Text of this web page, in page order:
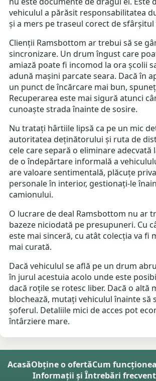
vehiculul a părăsit responsabilitatea
și a mers pe traseul corect de sfârșitul
Clienții Ramsbottom ar trebui să se
sincronizare. Un drum îngust care
amiază poate fi incomod la ora școlii
adună mașini parcate seara. Dacă în
un punct de încărcare mai bun,
Recuperarea este mai sigură atunci
cunoaște strada înainte de sosire.
Nu tratați hârtiile lipsă ca pe un mic
autoritatea deținătorului și ruta de
cele care separă o eliminare adecvată
de o îndepărtare informală a
are valoare sentimentală, plăcuțe
personale în interior, gestionați-le
camionului.
O lucrare de deal Ramsbottom nu ar
bazeze niciodată pe presupuneri. Cu
este mai sinceră, cu atât colecția va fi
mai curată.
Dacă vehiculul se află pe un drum
în jurul acestuia acolo unde este
dacă roțile se rotesc liber. Dacă o altă
blochează, mutați vehiculul înainte să
șoferul. Detaliile mici de acces pot
întârziere mare.
AcasăObține o ofertăCum
Informații și Întrebări